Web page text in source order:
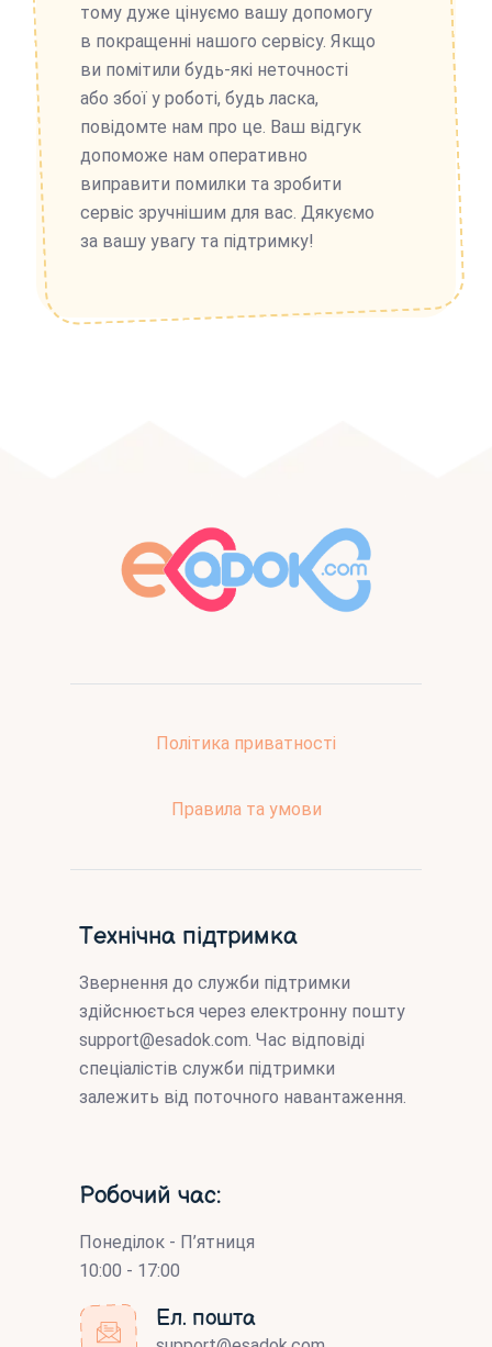
тому дуже цінуємо вашу допомогу
в покращенні нашого сервісу. Якщо
ви помітили будь-які неточності
або збої у роботі, будь ласка,
повідомте нам про це. Ваш відгук
допоможе нам оперативно
виправити помилки та зробити
сервіс зручнішим для вас. Дякуємо
за вашу увагу та підтримку!
Політика приватності
Правила та умови
Технічна підтримка
Звернення до служби підтримки
здійснюється через електронну пошту
support@esadok.com . Час відповіді
спеціалістів служби підтримки
залежить від поточного навантаження.
Робочий час:
Понеділок - П’ятниця
10:00 - 17:00
Ел. пошта